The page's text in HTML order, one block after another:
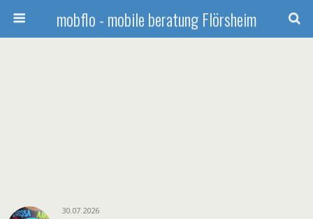
mobflo - mobile beratung Flörsheim
30.07.2026